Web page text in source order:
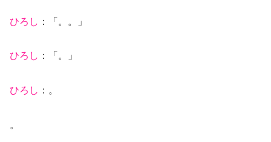
ひろし ：「。。」
ひろし ：「。」
ひろし ：。
。